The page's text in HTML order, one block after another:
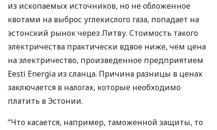
из ископаемых источников, но не обложенное
квотами на выброс углекислого газа, попадает на
эстонский рынок через Литву. Стоимость такого
электричества практически вдвое ниже, чем цена
на электричество, произведенное предприятием
Eesti Energia из сланца. Причина разницы в ценах
заключается в налогах, которые необходимо
платить в Эстонии.
“Что касается, например, таможенной защиты, то